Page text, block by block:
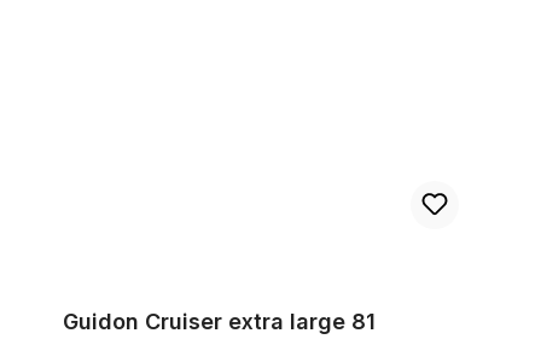
Guidon Cruiser extra large 81